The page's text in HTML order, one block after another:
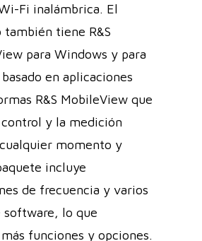
Fi inalámbrica. El
tiene R&S
para Windows y para
en aplicaciones
R&S MobileView que
y la medición
momento y
incluye
de frecuencia y varios
software, lo que
funciones y opciones.